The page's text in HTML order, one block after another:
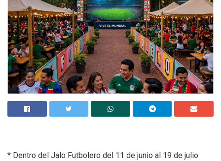
* Dentro del Jalo Futbolero del 11 de junio al 19 de julio